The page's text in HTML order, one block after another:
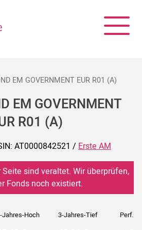
EM GOVERNMENT EUR R01 (A)
EM GOVERNMENT
R01 (A)
AT0000842521 / Erste AM
sind veraltet. Wir überprüfen,
Fonds noch existiert.
Jahres-Hoch 3-Jahres-Tief Perf. 5J